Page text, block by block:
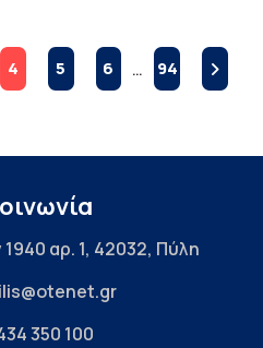
4 5 6 … 94
αρ. 1, 42032, Πύλη
350 100